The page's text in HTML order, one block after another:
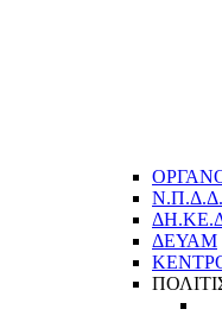
Ν.Π.Δ.Δ.
ΔΕΥΑΜ